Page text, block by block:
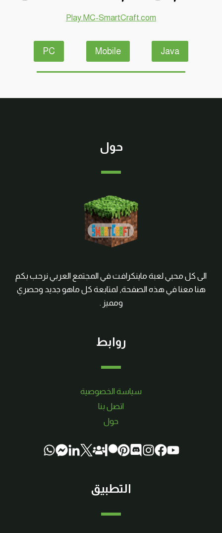
Play.MC-SmartCraft.com
Java
Mobile
PC
حول
الى كل محبي لعبة ماينكرافت في المجتمع العربي نرحب بكم
هنا معنا في هذه الصفحة, لمتابعة كل ماهو جديد وحصري
ومميز .
روابط
سياسة الخصوصية
اتصل بنا
حول
التطبيق